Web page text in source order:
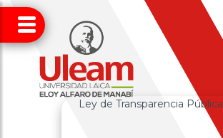
Ley de Transparencia Pública